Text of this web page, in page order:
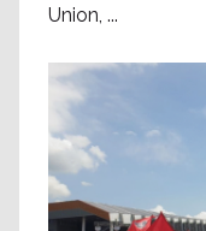
Union, ...